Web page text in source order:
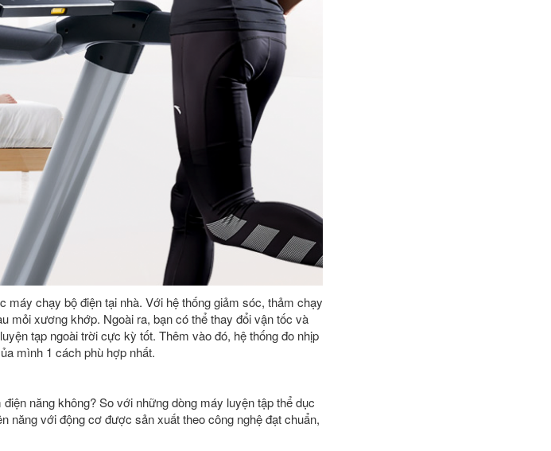
chạy bộ điện tại nhà. Với hệ thống giảm sóc, thảm chạy
mỏi xương khớp. Ngoài ra, bạn có thể thay đổi vận tốc và
tạp ngoài trời cực kỳ tốt. Thêm vào đó, hệ thống đo nhịp
mình 1 cách phù hợp nhất.
năng không? So với những dòng máy luyện tập thể dục
năng với động cơ được sản xuất theo công nghệ đạt chuẩn,